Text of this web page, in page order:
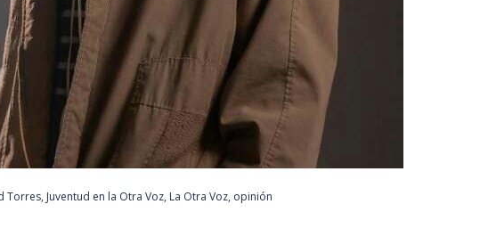
Torres, Juventud en la Otra Voz, La Otra Voz, opinión